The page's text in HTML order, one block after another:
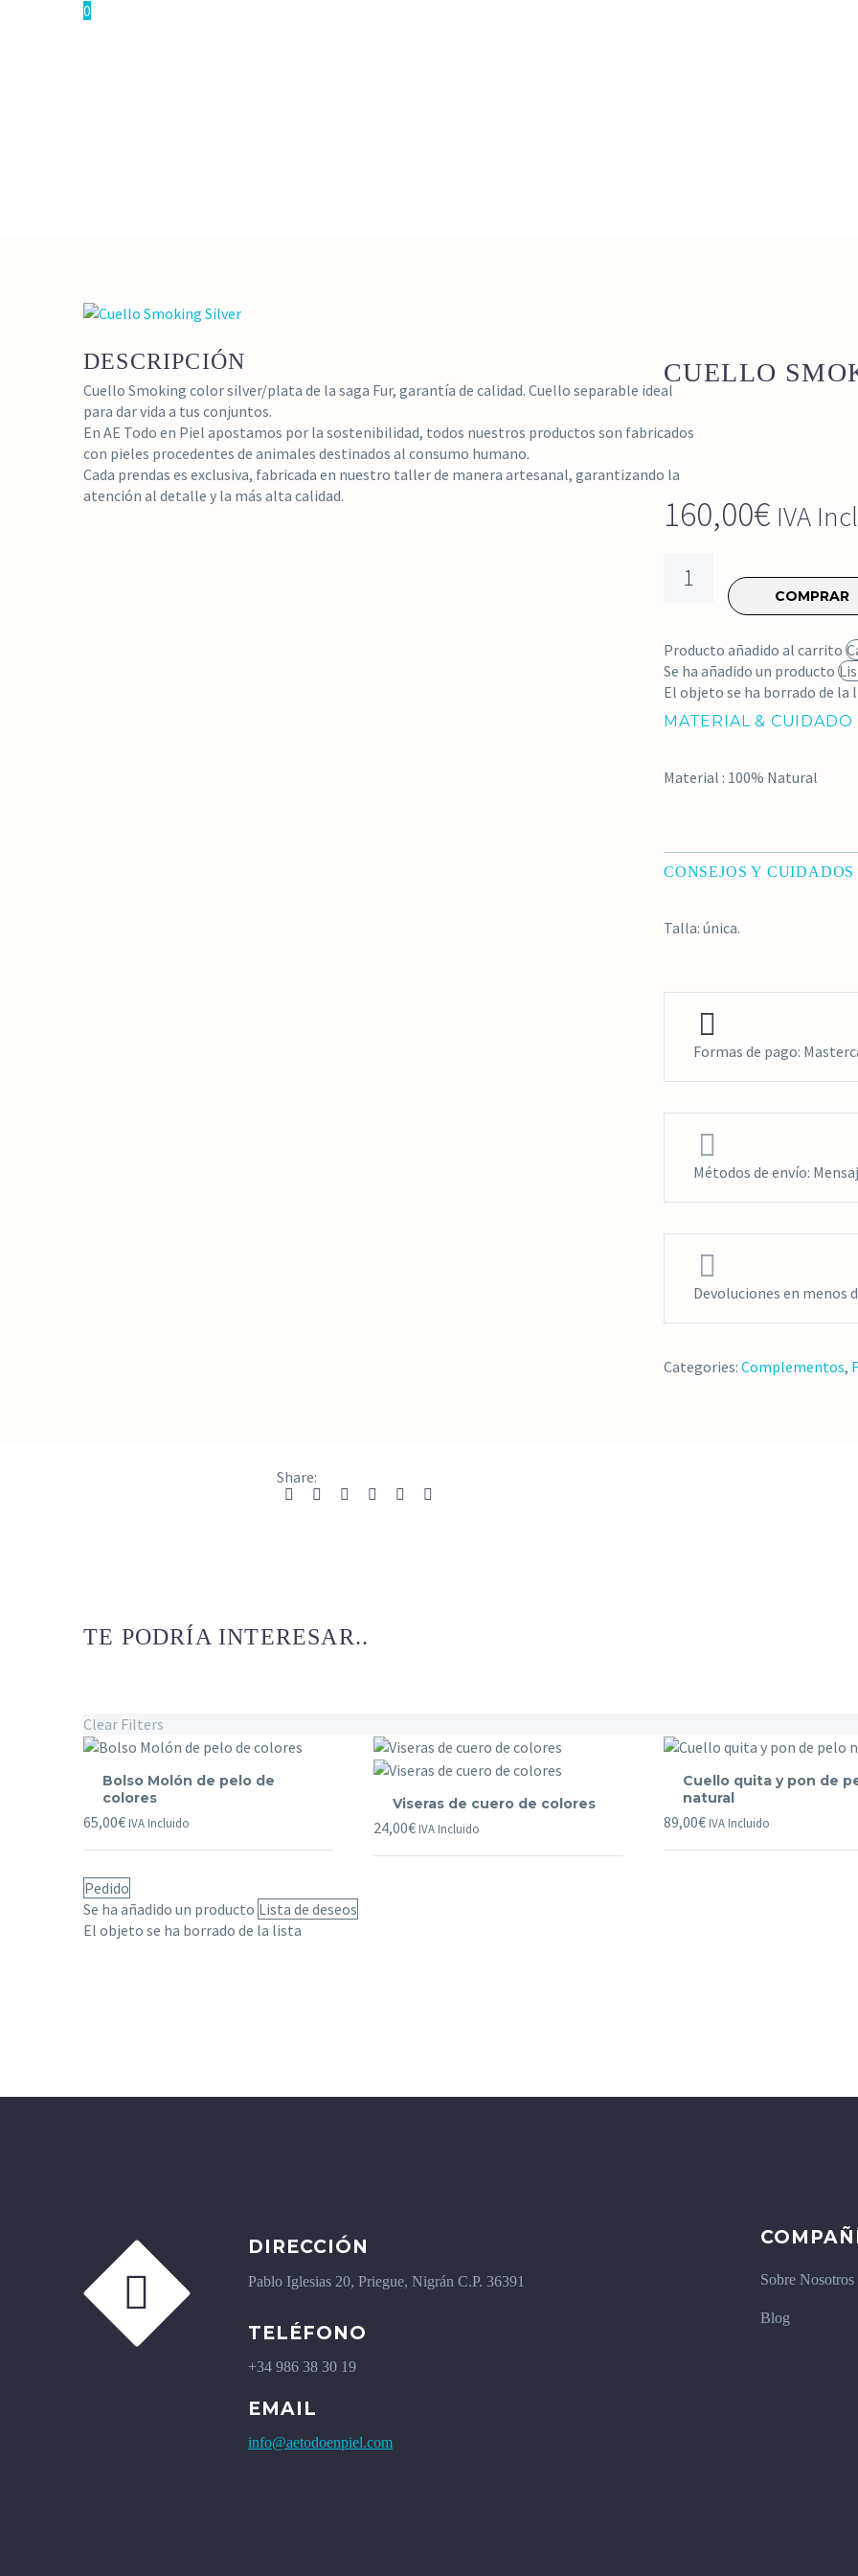
0
DESCRIPCIÓN
Cuello Smoking color silver/plata de la saga Fur, garantía de calidad. Cuello separable ideal
para dar vida a tus conjuntos.
En AE Todo en Piel apostamos por la sostenibilidad, todos nuestros productos son fabricados
con pieles procedentes de animales destinados al consumo humano.
Cada prendas es exclusiva, fabricada en nuestro taller de manera artesanal, garantizando la
atención al detalle y la más alta calidad.
CUELLO
160,00€ IVA
Smoking
COMPRAR
Producto añadido al carrito
Se ha añadido un producto
El objeto se ha borrado de la
MATERIAL & CUIDADO
Material : 100% Natural
CONSEJOS Y CUIDADOS
Talla: única.


Formas de pago:


Métodos de envío:


Devoluciones en menos
Categories: Complementos,
Share:
TE PODRÍA INTERESAR..
Clear Filters
Molón
pelo
de
colores
Bolso Molón de pelo de
colores
65,00€ IVA Incluido
cuero
de
Viseras de cuero de colores
24,00€ IVA Incluido
quita
pon
de
Cuello quita y pon de
natural
89,00€ IVA Incluido
Pedido
Se ha añadido un producto Lista de deseos
El objeto se ha borrado de la lista


DIRECCIÓN
Pablo Iglesias 20, Priegue, Nigrán C.P. 36391
TELÉFONO
+34 986 38 30 19
EMAIL
info@aetodoenpiel.com
Sobre Nosotros
Blog